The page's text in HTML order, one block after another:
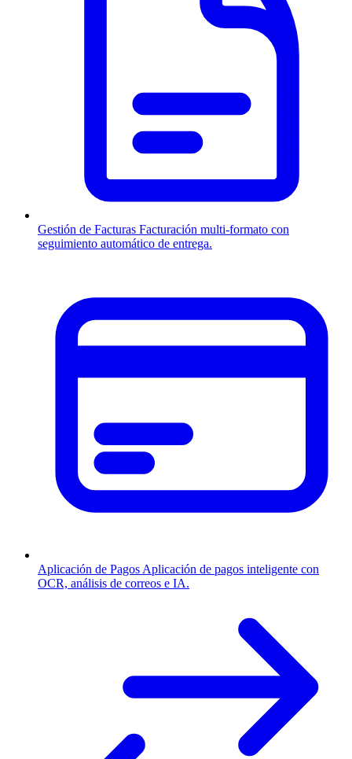
Gestión de Facturas Facturación multi-formato con
seguimiento automático de entrega.
Aplicación de Pagos Aplicación de pagos inteligente con
OCR, análisis de correos e IA.